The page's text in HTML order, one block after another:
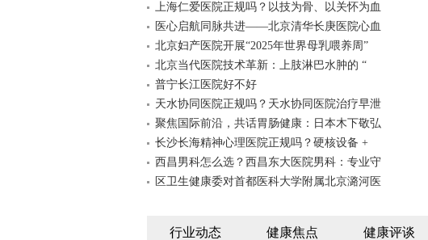
上海仁爱医院正规吗？以技为骨、以关怀为血
医心启航同脉共进——北京清华长庚医院心血
北京妇产医院开展“2025年世界母乳喂养周”
北京当代医院技术革新：上肢淋巴水肿的 “
普宁长江医院好不好
天水协同医院正规吗？天水协同医院治疗早泄
聚焦国际前沿，共话胃肠健康：日本木下敬弘
长沙长海精神心理医院正规吗？硬核设备 +
西昌男科怎么选？西昌东大医院男科：专业守
区卫生健康委对首都医科大学附属北京潞河医
行业动态 健康焦点 健康评谈